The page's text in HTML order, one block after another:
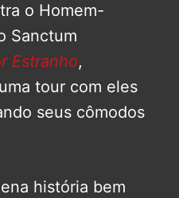
o Homem-
Sanctum
Estranho,
tour com eles
seus cômodos
história bem